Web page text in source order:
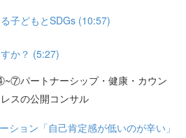
子どもとSDGs (10:57)
か？ (5:27)
パートナーシップ・健康・カウン
スの公開コンサル
ション「自己肯定感が低いのが辛い」